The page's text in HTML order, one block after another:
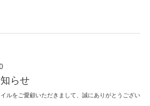
らせ
ルをご愛顧いただきまして、誠にありがとうござい